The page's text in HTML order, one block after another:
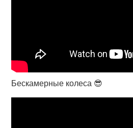
Бескамерные колеса 😎